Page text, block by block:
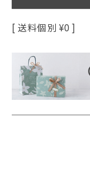
送料個別 ¥0